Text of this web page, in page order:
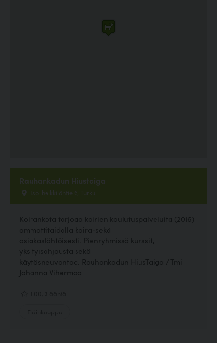
Rauhankadun Hiustaiga
Iso-heikkiläntie 6, Turku
Koirankota tarjoaa koirien koulutuspalveluita (2016)
ammattitaidolla koira-sekä
asiakaslähtöisesti. Pienryhmissä kurssit,
yksityisohjausta sekä
käytösneuvontaa. Rauhankadun HiusTaiga / Tmi
Johanna Vihermaa